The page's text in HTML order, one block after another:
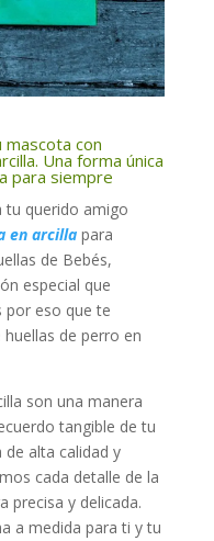
con
Una forma única
para siempre
tu querido amigo
en arcillapara
de Bebés,
especial que
por eso que te
de perro en
son una manera
tangible de tu
alta calidad y
cada detalle de la
precisa y delicada.
a medida para ti y tu